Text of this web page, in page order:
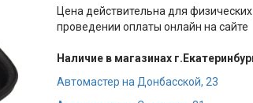
Цена действительна для
проведении оплаты онлайн на сайте
Наличие в магазинах
Автомастер на Донбасской, 23